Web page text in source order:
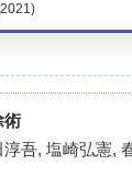
術
吾, 塩崎弘憲,